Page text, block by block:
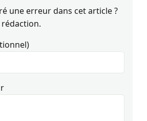
une erreur dans cet article ?